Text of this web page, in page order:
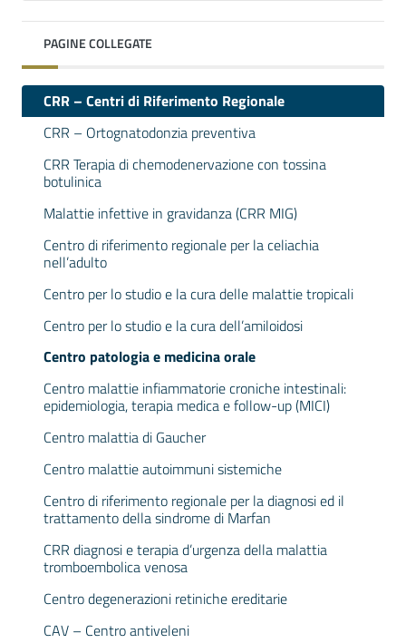
PAGINE COLLEGATE
CRR – Centri di Riferimento Regionale
CRR – Ortognatodonzia preventiva
CRR Terapia di chemodenervazione con tossina
botulinica
Malattie infettive in gravidanza (CRR MIG)
Centro di riferimento regionale per la celiachia
nell’adulto
Centro per lo studio e la cura delle malattie tropicali
Centro per lo studio e la cura dell’amiloidosi
Centro patologia e medicina orale
Centro malattie infiammatorie croniche intestinali:
epidemiologia, terapia medica e follow-up (MICI)
Centro malattia di Gaucher
Centro malattie autoimmuni sistemiche
Centro di riferimento regionale per la diagnosi ed il
trattamento della sindrome di Marfan
CRR diagnosi e terapia d’urgenza della malattia
tromboembolica venosa
Centro degenerazioni retiniche ereditarie
CAV – Centro antiveleni